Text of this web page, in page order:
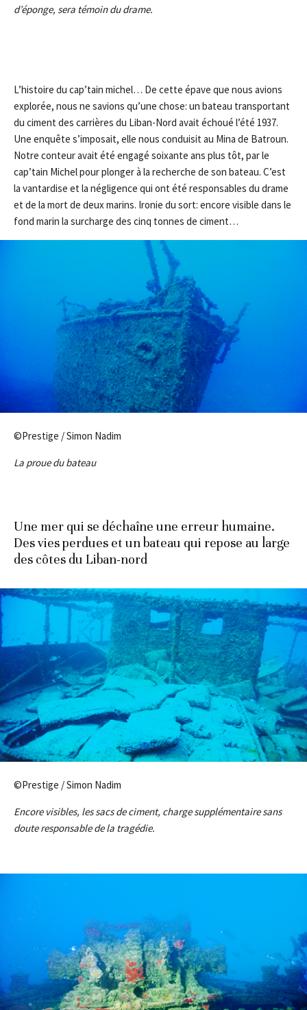
d’éponge, sera témoin du drame.
L’histoire du cap’tain michel… De cette épave que nous avions
explorée, nous ne savions qu’une chose: un bateau transportant
du ciment des carrières du Liban-Nord avait échoué l’été 1937.
Une enquête s’imposait, elle nous conduisit au Mina de Batroun.
Notre conteur avait été engagé soixante ans plus tôt, par le
cap’tain Michel pour plonger à la recherche de son bateau. C’est
la vantardise et la négligence qui ont été responsables du drame
et de la mort de deux marins. Ironie du sort: encore visible dans le
fond marin la surcharge des cinq tonnes de ciment…
©Prestige / Simon Nadim
La proue du bateau
Une mer qui se déchaîne une erreur humaine.
Des vies perdues et un bateau qui repose au large
des côtes du Liban-nord
©Prestige / Simon Nadim
Encore visibles, les sacs de ciment, charge supplémentaire sans
doute responsable de la tragédie.